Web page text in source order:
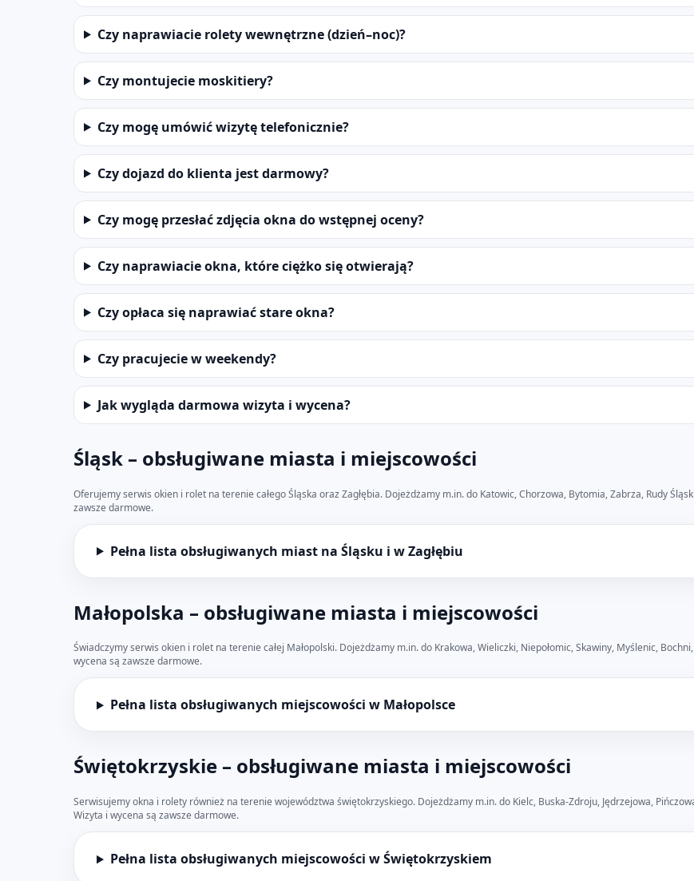
Czy naprawiacie rolety wewnętrzne (dzień–noc)?
Czy montujecie moskitiery?
Czy mogę umówić wizytę telefonicznie?
Czy dojazd do klienta jest darmowy?
Czy mogę przesłać zdjęcia okna do wstępnej oceny?
Czy naprawiacie okna, które ciężko się otwierają?
Czy opłaca się naprawiać stare okna?
Czy pracujecie w weekendy?
Jak wygląda darmowa wizyta i wycena?
Śląsk – obsługiwane miasta i miejscowości
Oferujemy serwis okien i rolet na terenie całego Śląska oraz Zagłębia. Dojeżdżamy m.in. do Katowic, Chorzowa, Bytomia, Zabrza, Rudy
zawsze darmowe.
Pełna lista obsługiwanych miast na Śląsku i w Zagłębiu
Małopolska – obsługiwane miasta i miejscowości
Świadczymy serwis okien i rolet na terenie całej Małopolski. Dojeżdżamy m.in. do Krakowa, Wieliczki, Niepołomic, Skawiny, Myślenic,
wycena są zawsze darmowe.
Pełna lista obsługiwanych miejscowości w Małopolsce
Świętokrzyskie – obsługiwane miasta i miejscowości
Serwisujemy okna i rolety również na terenie województwa świętokrzyskiego. Dojeżdżamy m.in. do Kielc, Buska-Zdroju, Jędrzejowa,
Wizyta i wycena są zawsze darmowe.
Pełna lista obsługiwanych miejscowości w Świętokrzyskiem